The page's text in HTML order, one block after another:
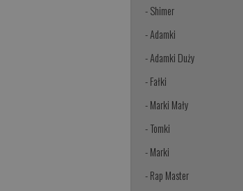
- Shimer
- Adamki
- Adamki Duży
- Fałki
- Marki Mały
- Tomki
- Marki
- Rap Master